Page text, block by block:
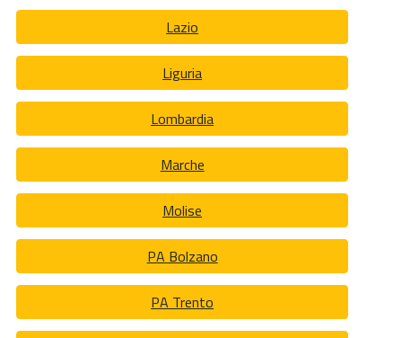
Lazio
Liguria
Lombardia
Marche
Molise
PA Bolzano
PA Trento